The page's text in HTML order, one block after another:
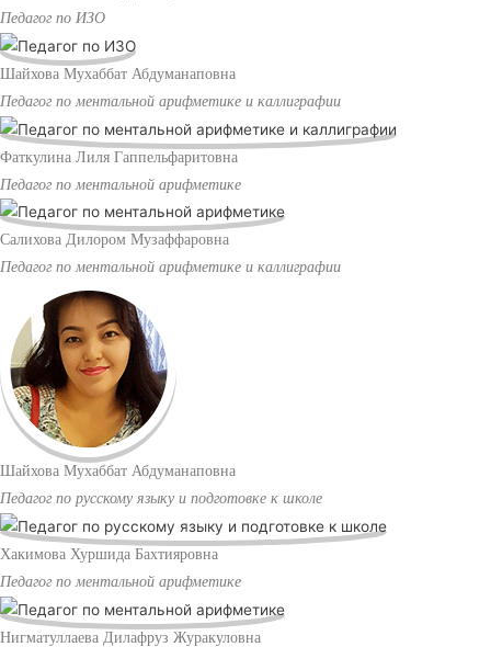
Педагог по ИЗО
Шайхова Мухаббат Абдуманаповна
Педагог по ментальной арифметике и каллиграфии
Фаткулина Лиля Гаппельфаритовна
Педагог по ментальной арифметике
Салихова Дилором Музаффаровна
Педагог по ментальной арифметике и каллиграфии
Шайхова Мухаббат Абдуманаповна
Педагог по русскому языку и подготовке к школе
Хакимова Хуршида Бахтияровна
Педагог по ментальной арифметике
Нигматуллаева Дилафруз Журакуловна